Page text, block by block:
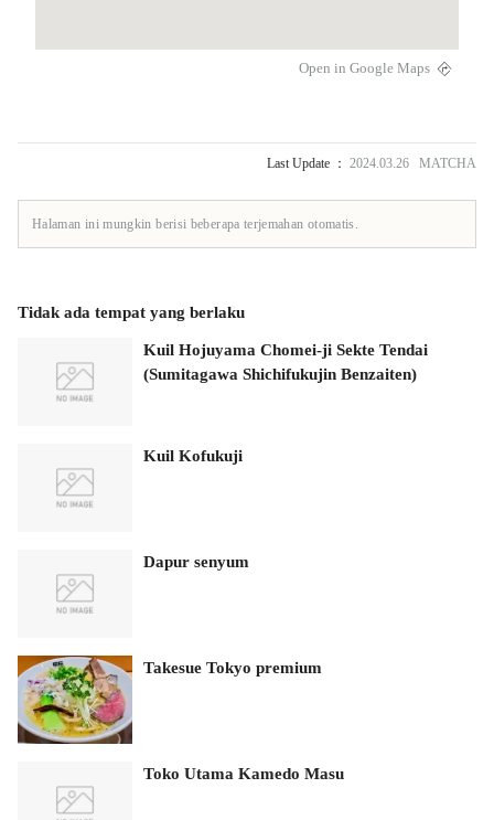
Open in Google Maps
Last Update ： 2024.03.26 MATCHA
Halaman ini mungkin berisi beberapa terjemahan otomatis.
Tidak ada tempat yang berlaku
Kuil Hojuyama Chomei-ji Sekte Tendai
(Sumitagawa Shichifukujin Benzaiten)
Kuil Kofukuji
Dapur senyum
Takesue Tokyo premium
Toko Utama Kamedo Masu